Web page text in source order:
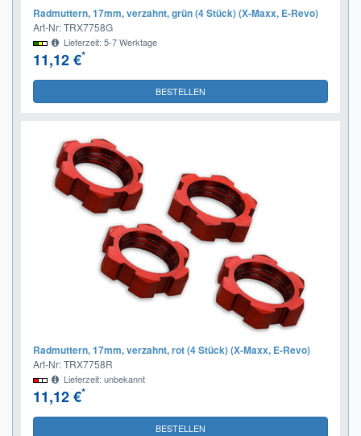
Radmuttern, 17mm, verzahnt, grün (4 Stück) (X-Maxx, E-Revo)
Art-Nr: TRX7758G
Lieferzeit: 5-7 Werktage
11,12 €*
BESTELLEN
Radmuttern, 17mm, verzahnt, rot (4 Stück) (X-Maxx, E-Revo)
Art-Nr: TRX7758R
Lieferzeit: unbekannt
11,12 €*
BESTELLEN